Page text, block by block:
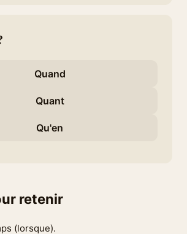
Quand
Quant
Qu'en
retenir
(lorsque).